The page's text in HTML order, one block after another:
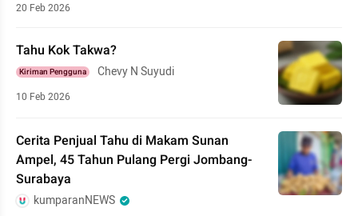
20 Feb 2026
Tahu Kok Takwa?
Kiriman Pengguna Chevy N Suyudi
10 Feb 2026
Cerita Penjual Tahu di Makam Sunan
Ampel, 45 Tahun Pulang Pergi Jombang-
Surabaya
kumparanNEWS